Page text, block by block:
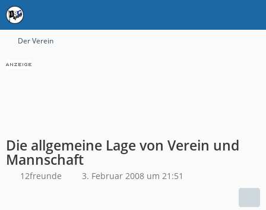
Der Verein
Die allgemeine Lage von Verein und
Mannschaft
12freunde 3. Februar 2008 um 21:51